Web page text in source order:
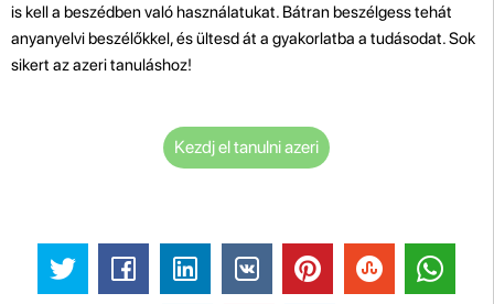
is kell a beszédben való használatukat. Bátran beszélgess tehát
anyanyelvi beszélőkkel, és ültesd át a gyakorlatba a tudásodat. Sok
sikert az azeri tanuláshoz!
Kezdj el tanulni azeri